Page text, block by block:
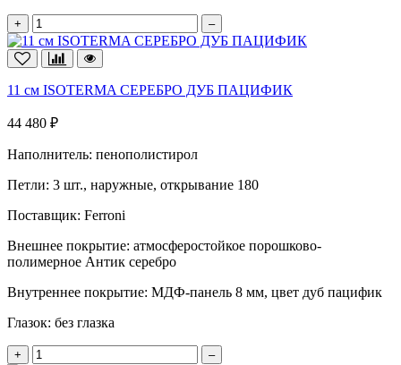
+ –
11 см ISOTERMA СЕРЕБРО ДУБ ПАЦИФИК
44 480 ₽
Наполнитель: пенополистирол
Петли: 3 шт., наружные, открывание 180
Поставщик: Ferroni
Внешнее покрытие: атмосферостойкое порошково-
полимерное Антик серебро
Внутреннее покрытие: МДФ-панель 8 мм, цвет дуб пацифик
Глазок: без глазка
+ –